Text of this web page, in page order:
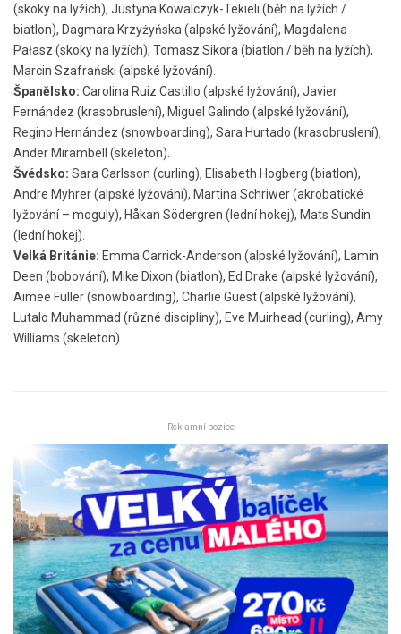
(skoky na lyžích), Justyna Kowalczyk-Tekieli (běh na lyžích /
biatlon), Dagmara Krzyżyńska (alpské lyžování), Magdalena
Pałasz (skoky na lyžích), Tomasz Sikora (biatlon / běh na lyžích),
Marcin Szafrański (alpské lyžování).
Španělsko: Carolina Ruiz Castillo (alpské lyžování), Javier
Fernández (krasobruslení), Miguel Galindo (alpské lyžování),
Regino Hernández (snowboarding), Sara Hurtado (krasobruslení),
Ander Mirambell (skeleton).
Švédsko: Sara Carlsson (curling), Elisabeth Hogberg (biatlon),
Andre Myhrer (alpské lyžování), Martina Schriwer (akrobatické
lyžování – moguly), Håkan Södergren (lední hokej), Mats Sundin
(lední hokej).
Velká Británie: Emma Carrick-Anderson (alpské lyžování), Lamin
Deen (bobování), Mike Dixon (biatlon), Ed Drake (alpské lyžování),
Aimee Fuller (snowboarding), Charlie Guest (alpské lyžování),
Lutalo Muhammad (různé disciplíny), Eve Muirhead (curling), Amy
Williams (skeleton).
- Reklamní pozice -